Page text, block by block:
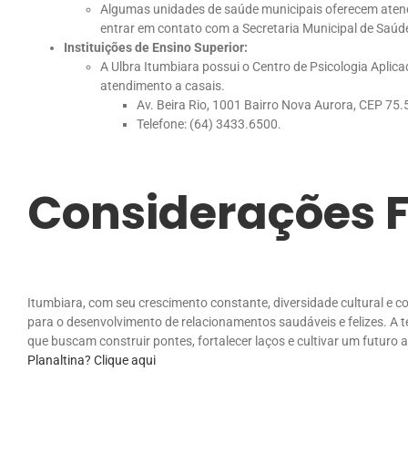
Algumas unidades de saúde municipais oferecem
entrar em contato com a Secretaria Municipal de
Instituições de Ensino Superior:
A Ulbra Itumbiara possui o Centro de Psicologia
atendimento a casais.
Av. Beira Rio, 1001 Bairro Nova Aurora, CEP
Telefone: (64) 3433.6500.
Considerações
Itumbiara, com seu crescimento constante, diversidade cultural e
para o desenvolvimento de relacionamentos saudáveis e felizes.
que buscam construir pontes, fortalecer laços e cultivar um futuro
Planaltina? Clique aqui